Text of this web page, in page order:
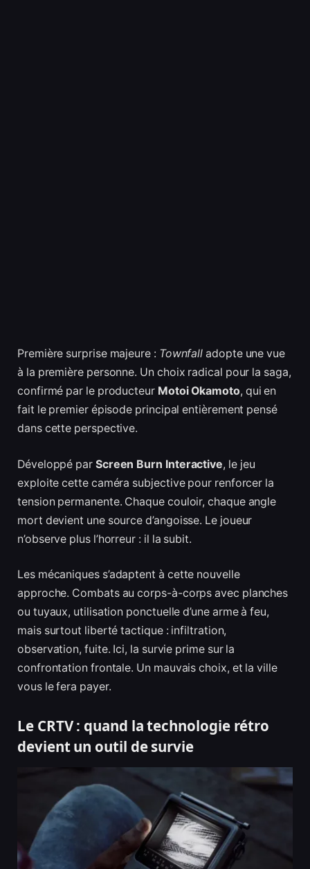
Première surprise majeure : Townfall adopte une vue
à la première personne. Un choix radical pour la saga,
confirmé par le producteur Motoi Okamoto, qui en
fait le premier épisode principal entièrement pensé
dans cette perspective.
Développé par Screen Burn Interactive, le jeu
exploite cette caméra subjective pour renforcer la
tension permanente. Chaque couloir, chaque angle
mort devient une source d’angoisse. Le joueur
n’observe plus l’horreur : il la subit.
Les mécaniques s’adaptent à cette nouvelle
approche. Combats au corps-à-corps avec planches
ou tuyaux, utilisation ponctuelle d’une arme à feu,
mais surtout liberté tactique : infiltration,
observation, fuite. Ici, la survie prime sur la
confrontation frontale. Un mauvais choix, et la ville
vous le fera payer.
Le CRTV : quand la technologie rétro
devient un outil de survie